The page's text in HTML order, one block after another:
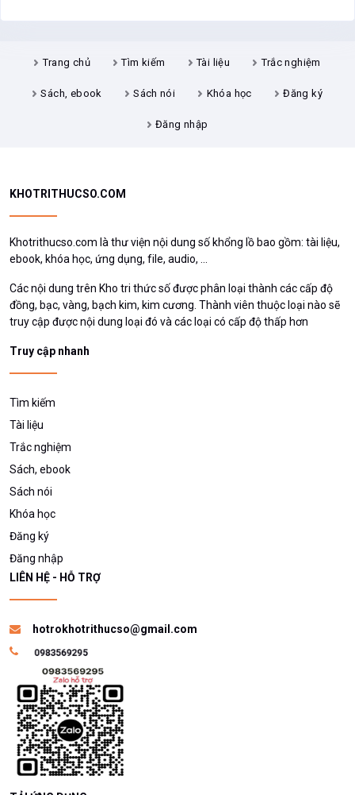
Trang chủ Tìm kiếm Tài liệu Trắc nghiệm
Sách, ebook Sách nói Khóa học Đăng ký
Đăng nhập
KHOTRITHUCSO.COM
Khotrithucso.com là thư viện nội dung số khổng lồ bao gồm: tài liệu,
ebook, khóa học, ứng dụng, file, audio, ...
Các nội dung trên Kho tri thức số được phân loại thành các cấp độ
đồng, bạc, vàng, bạch kim, kim cương. Thành viên thuộc loại nào sẽ
truy cập được nội dung loại đó và các loại có cấp độ thấp hơn
Truy cập nhanh
Tìm kiếm
Tài liệu
Trắc nghiệm
Sách, ebook
Sách nói
Khóa học
Đăng ký
Đăng nhập
LIÊN HỆ - HỖ TRỢ
hotrokhotrithucso@gmail.com